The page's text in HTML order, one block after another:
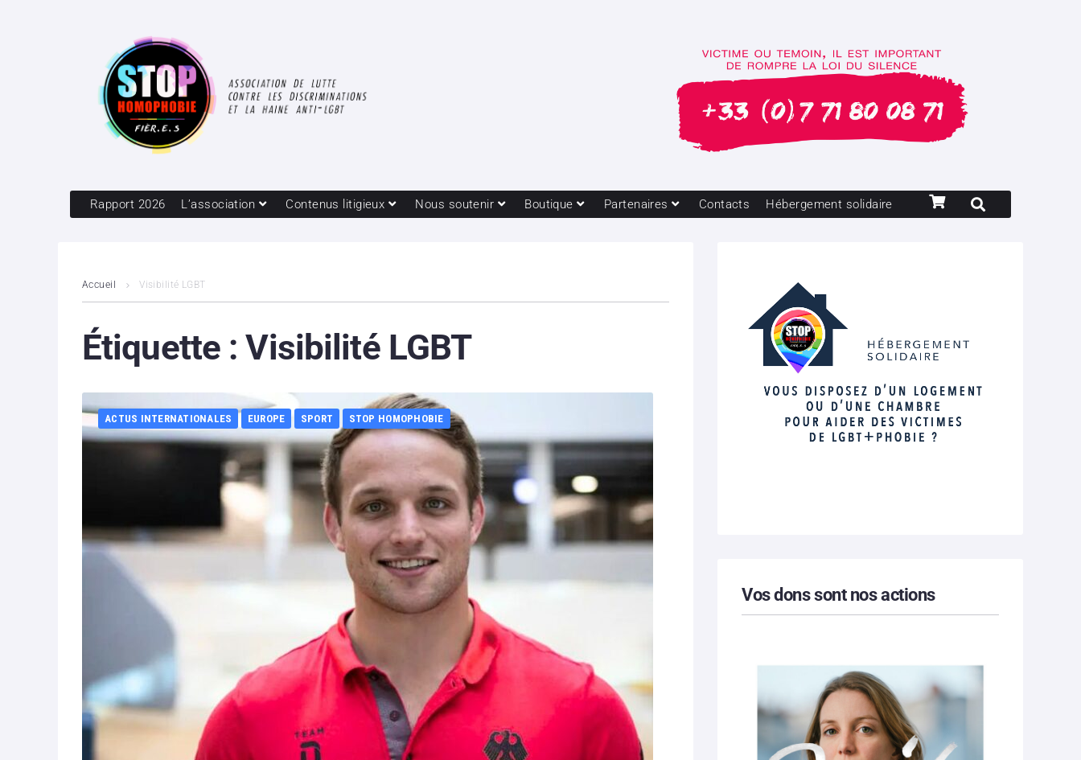
Rapport 2026 L’association Contenus litigieux Nous soutenir Boutique Partenaires Contacts Hébergement solidaire
Accueil Visibilité LGBT
Étiquette :Visibilité LGBT
ACTUS INTERNATIONALES EUROPE SPORT STOP HOMOPHOBIE
Vos dons sont nos actions